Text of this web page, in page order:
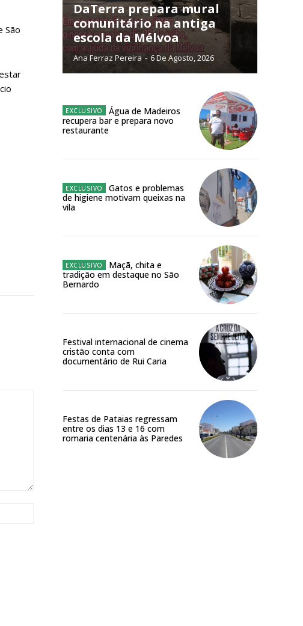
ASSINATURA
ANUAL
16
12 meses
assinatura anual
São
DaTerra prepara mural
comunitário na antiga
escola da Mélvoa
Ana Ferraz Pereira - 6 De Agosto, 2026
Água de Madeiros
recupera bar e prepara novo
restaurante
Gatos e problemas
de higiene motivam queixas na
vila
Maçã, chita e
tradição em destaque no São
Bernardo
Festival internacional de cinema
cristão conta com
documentário de Rui Caria
Festas de Pataias regressam
entre os dias 13 e 16 com
romaria centenária às Paredes